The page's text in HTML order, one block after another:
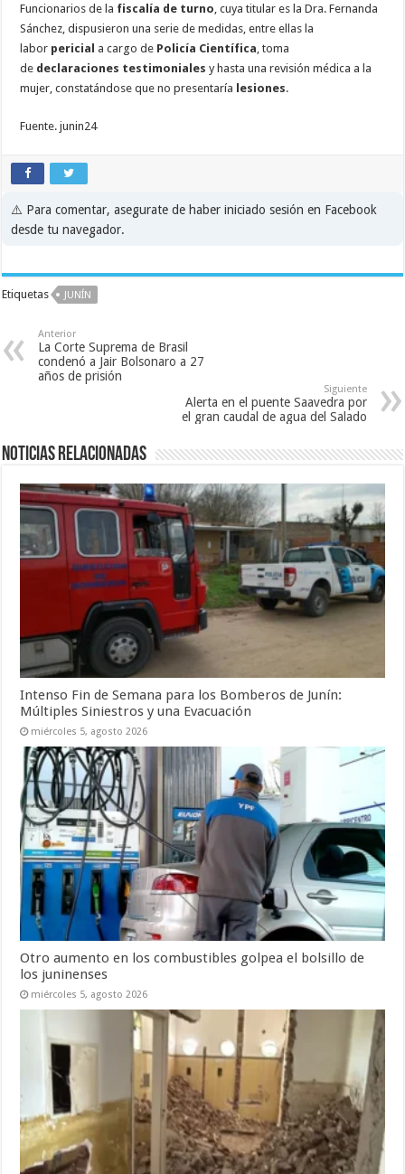
Funcionarios de la fiscalía de turno, cuya titular es la Dra. Fernanda
Sánchez, dispusieron una serie de medidas, entre ellas la
labor pericial a cargo de Policía Científica, toma
de declaraciones testimoniales y hasta una revisión médica a la
mujer, constatándose que no presentaría lesiones.
Fuente. junin24
⚠️ Para comentar, asegurate de haber iniciado sesión en Facebook
desde tu navegador.
Etiquetas JUNÍN
Anterior
La Corte Suprema de Brasil
condenó a Jair Bolsonaro a 27
años de prisión
Siguiente
Alerta en el puente Saavedra por
el gran caudal de agua del Salado
Noticias relacionadas
Intenso Fin de Semana para los Bomberos de Junín:
Múltiples Siniestros y una Evacuación
miércoles 5, agosto 2026
Otro aumento en los combustibles golpea el bolsillo de
los juninenses
miércoles 5, agosto 2026